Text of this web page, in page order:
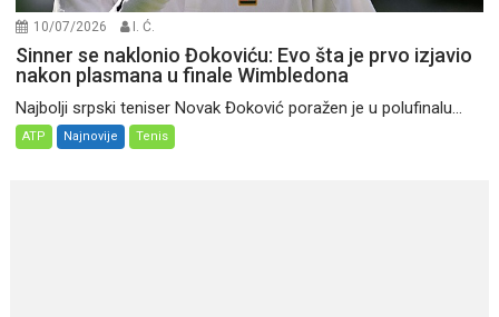
10/07/2026 I. Ć.
Sinner se naklonio Đokoviću: Evo šta je prvo izjavio
nakon plasmana u finale Wimbledona
Najbolji srpski teniser Novak Đoković poražen je u polufinalu...
ATP Najnovije Tenis